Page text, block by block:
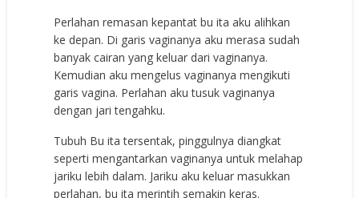
Perlahan remasan kepantat bu ita aku alihkan
ke depan. Di garis vaginanya aku merasa sudah
banyak cairan yang keluar dari vaginanya.
Kemudian aku mengelus vaginanya mengikuti
garis vagina. Perlahan aku tusuk vaginanya
dengan jari tengahku.
Tubuh Bu ita tersentak, pinggulnya diangkat
seperti mengantarkan vaginanya untuk melahap
jariku lebih dalam. Jariku aku keluar masukkan
perlahan, bu ita merintih semakin keras.